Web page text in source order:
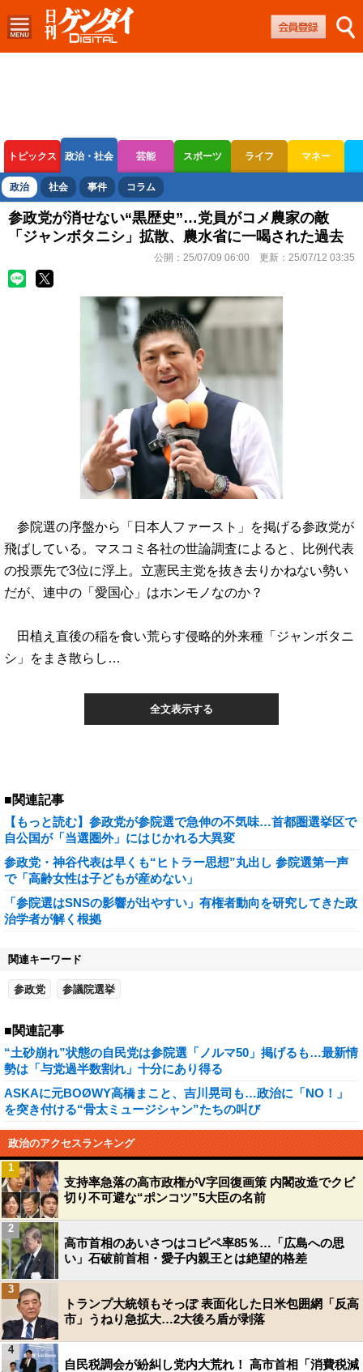
トピックス 政治・社会 芸能 スポーツ ライフ マネー
ボートレース 競輪 オートレース
政治 社会 事件 コラム
参政党が消せない“黒歴史”…党員がコメ農家の敵
「ジャンボタニシ」拡散、農水省に一喝された過去
公開： 25/07/09 06:00 更新： 25/07/12 03:35
参院選の序盤から「日本人ファースト」を掲げる参政党が
飛ばしている。マスコミ各社の世論調査によると、比例代表
の投票先で3位に浮上。立憲民主党を抜き去りかねない勢い
だが、連中の「愛国心」はホンモノなのか？
田植え直後の稲を食い荒らす侵略的外来種「ジャンボタニ
シ」をまき散らし…
全文表示する
■関連記事
【もっと読む】参政党が参院選で急伸の不気味…首都圏選挙区で
自公国が「当選圏外」にはじかれる大異変
参政党・神谷代表は早くも“ヒトラー思想”丸出し 参院選第一声
で「高齢女性は子どもが産めない」
「参院選はSNSの影響が出やすい」有権者動向を研究してきた政
治学者が解く根拠
関連キーワード
参政党 参議院選挙
■関連記事
“土砂崩れ”状態の自民党は参院選「ノルマ50」掲げるも…最新情
勢は「与党過半数割れ」十分にあり得る
ASKAに元BOØWY高橋まこと、吉川晃司も…政治に「NO！」
を突き付ける“骨太ミュージシャン”たちの叫び
政治のアクセスランキング
支持率急落の高市政権がV字回復画策 内閣改造でクビ
切り不可避な“ポンコツ”5大臣の名前
1
高市首相のあいさつはコピペ率85％…「広島への思
い」石破前首相・愛子内親王とは絶望的格差
2
トランプ大統領もそっぽ 表面化した日米包囲網「反高
市」うねり急拡大…2大後ろ盾が剥落
3
自民税調会が紛糾し党内大荒れ！ 高市首相「消費税減
4